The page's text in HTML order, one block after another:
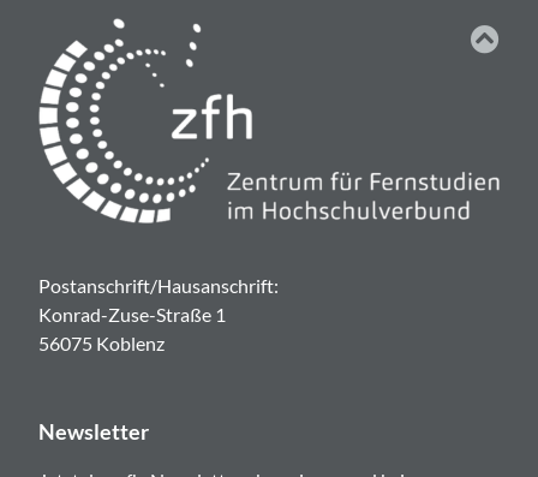
Postanschrift/Hausanschrift:
Konrad-Zuse-Straße 1
56075 Koblenz
Newsletter